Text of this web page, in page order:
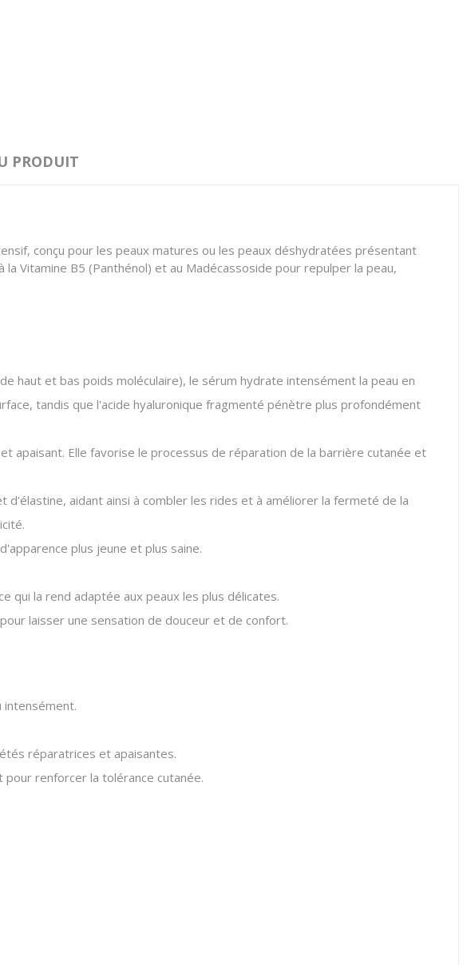
PRODUIT
conçu pour les peaux matures ou les peaux déshydratées présentant
Vitamine B5 (Panthénol) et au Madécassoside pour repulper la peau,
haut et bas poids moléculaire), le sérum hydrate intensément la peau en
tandis que l'acide hyaluronique fragmenté pénètre plus profondément
apaisant. Elle favorise le processus de réparation de la barrière cutanée et
d'élastine, aidant ainsi à combler les rides et à améliorer la fermeté de la
plus jeune et plus saine.
qui la rend adaptée aux peaux les plus délicates.
laisser une sensation de douceur et de confort.
réparatrices et apaisantes.
renforcer la tolérance cutanée.